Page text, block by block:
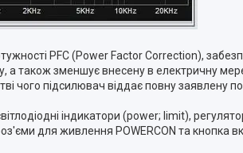
PFC (Power Factor Correction),
також зменшує внесену в електричну
чого підсилювач віддає повну заявлену
індикатори (power; limit),
для живлення POWERCON та кнопка